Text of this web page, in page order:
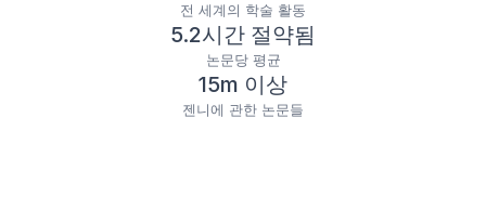
전 세계의 학술 활동
5.2시간 절약됨
논문당 평균
15m 이상
젠니에 관한 논문들